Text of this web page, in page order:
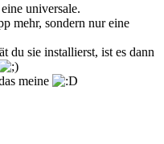
universale.
mehr, sondern nur eine
du sie installierst, ist es dann
meine